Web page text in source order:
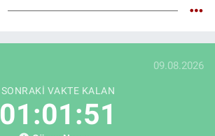
09.08.2026
SONRAKI VAKTE KALAN
01:01:50